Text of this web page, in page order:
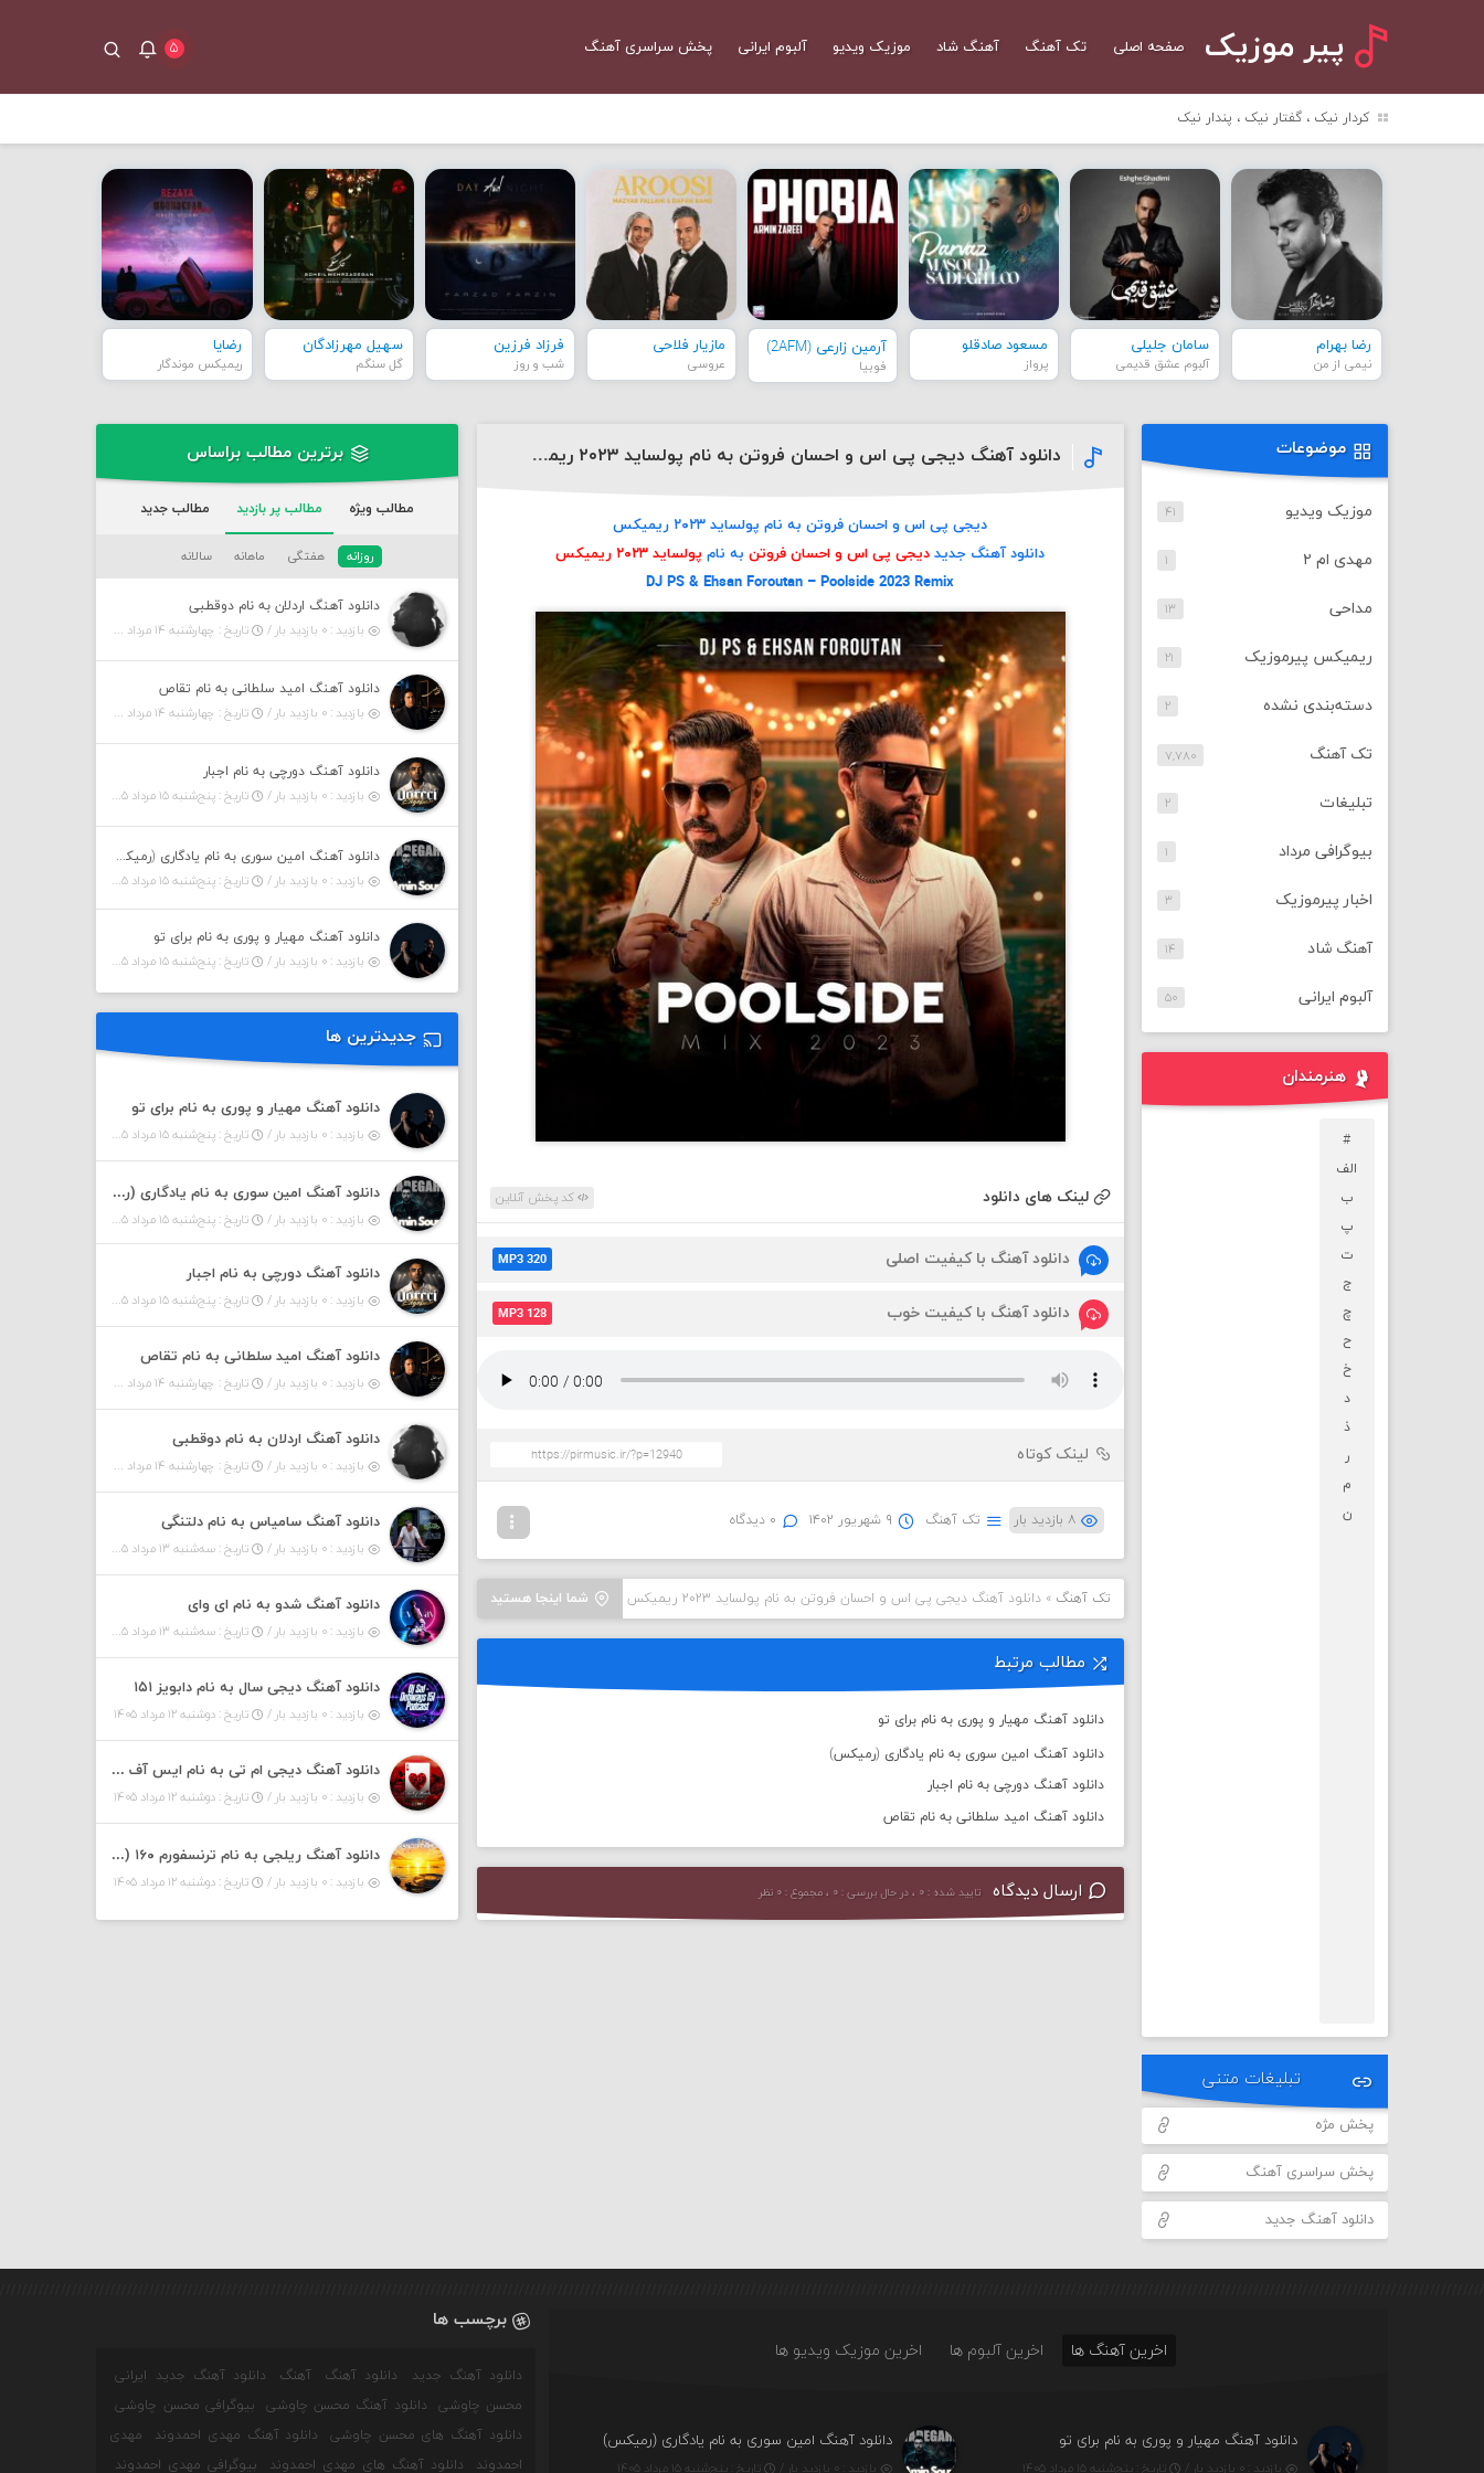
پیر موزیک صفحه اصلی تک آهنگ آهنگ شاد موزیک ویدیو آلبوم ایرانی پخش سراسری آهنگ ۵
کردار نیک ، گفتار نیک ، پندار نیک
رضا بهرام
نیمی از من
سامان جلیلی
آلبوم عشق قدیمی
مسعود صادقلو
پرواز
آرمین زارعی (2AFM)
فوبیا
مازیار فلاحی
عروسی
فرزاد فرزین
شب و روز
سهیل مهرزادگان
گل سنگم
رضایا
ریمیکس موندگار
دانلود آهنگ دیجی پی اس و احسان فروتن به نام پولساید ۲۰۲۳ ریمیکس
دیجی پی اس و احسان فروتن به نام پولساید ۲۰۲۳ ریمیکس
دانلود آهنگ جدیددیجی پی اس و احسان فروتنبه نام پولساید ۲۰۲۳ ریمیکس
DJ PS & Ehsan Foroutan – Poolside 2023 Remix
لینک های دانلود کد پخش آنلاین
دانلود آهنگ با کیفیت اصلی MP3 320
دانلود آهنگ با کیفیت خوب MP3 128
لینک کوتاه
۸ بازدید بار تک آهنگ ۹ شهریور ۱۴۰۲ ۰ دیدگاه
شما اینجا هستید تک آهنگ »دانلود آهنگ دیجی پی اس و احسان فروتن به نام پولساید ۲۰۲۳ ریمیکس
مطالب مرتبط
دانلود آهنگ مهیار و پوری به نام برای تو
دانلود آهنگ امین سوری به نام یادگاری (رمیکس)
دانلود آهنگ دورچی به نام اجبار
دانلود آهنگ امید سلطانی به نام تقاص
ارسال دیدگاه تایید شده : ۰ ، در حال بررسی : ۰ ، مجموع : ۰ نظر
موضوعات
موزیک ویدیو ۴۱
مهدی ام ۲ ۱
مداحی ۱۳
ریمیکس پیرموزیک ۲۱
دسته‌بندی نشده ۲
تک آهنگ ۷,۷۸۰
تبلیغات ۲
بیوگرافی مرداد ۱
اخبار پیرموزیک ۳
آهنگ شاد ۱۴
آلبوم ایرانی ۵۰
هنرمندان
#
الف
ب
پ
ت
ج
چ
ح
خ
د
ذ
ر
م
ن
تبلیغات متنی
پخش مژه
پخش سراسری آهنگ
دانلود آهنگ جدید
برترین مطالب براساس
مطالب ویژه مطالب پر بازدید مطالب جدید
روزانه هفتگی ماهانه سالانه
دانلود آهنگ اردلان به نام دوقطبی
بازدید : ۰ بازدید بار /
تاریخ : چهارشنبه ۱۴ مرداد ۱۴۰۵
دانلود آهنگ امید سلطانی به نام تقاص
بازدید : ۰ بازدید بار /
تاریخ : چهارشنبه ۱۴ مرداد ۱۴۰۵
دانلود آهنگ دورچی به نام اجبار
بازدید : ۰ بازدید بار /
تاریخ : پنج‌شنبه ۱۵ مرداد ۱۴۰۵
دانلود آهنگ امین سوری به نام یادگاری (رمیکس)
بازدید : ۰ بازدید بار /
تاریخ : پنج‌شنبه ۱۵ مرداد ۱۴۰۵
دانلود آهنگ مهیار و پوری به نام برای تو
بازدید : ۰ بازدید بار /
تاریخ : پنج‌شنبه ۱۵ مرداد ۱۴۰۵
جدیدترین ها
دانلود آهنگ مهیار و پوری به نام برای تو
بازدید : ۰ بازدید بار / تاریخ : پنج‌شنبه ۱۵ مرداد ۱۴۰۵
دانلود آهنگ امین سوری به نام یادگاری (رمیکس)
بازدید : ۰ بازدید بار / تاریخ : پنج‌شنبه ۱۵ مرداد ۱۴۰۵
دانلود آهنگ دورچی به نام اجبار
بازدید : ۰ بازدید بار / تاریخ : پنج‌شنبه ۱۵ مرداد ۱۴۰۵
دانلود آهنگ امید سلطانی به نام تقاص
بازدید : ۰ بازدید بار / تاریخ : چهارشنبه ۱۴ مرداد ۱۴۰۵
دانلود آهنگ اردلان به نام دوقطبی
بازدید : ۰ بازدید بار / تاریخ : چهارشنبه ۱۴ مرداد ۱۴۰۵
دانلود آهنگ سامیاس به نام دلتنگی
بازدید : ۰ بازدید بار / تاریخ : سه‌شنبه ۱۳ مرداد ۱۴۰۵
دانلود آهنگ شدو به نام ای وای
بازدید : ۰ بازدید بار / تاریخ : سه‌شنبه ۱۳ مرداد ۱۴۰۵
دانلود آهنگ دیجی سال به نام دابویز ۱۵۱
بازدید : ۰ بازدید بار / تاریخ : دوشنبه ۱۲ مرداد ۱۴۰۵
دانلود آهنگ دیجی ام تی به نام ایس آف هرست ۱
بازدید : ۰ بازدید بار / تاریخ : دوشنبه ۱۲ مرداد ۱۴۰۵
دانلود آهنگ ریلجی به نام ترنسفورم ۱۶۰ (پادکست)
بازدید : ۰ بازدید بار / تاریخ : دوشنبه ۱۲ مرداد ۱۴۰۵
اخرین آهنگ ها اخرین آلبوم ها اخرین موزیک ویدیو ها
دانلود آهنگ مهیار و پوری به نام برای تو
بازدید : ۰ بازدید بار / تاریخ : پنج‌شنبه ۱۵ مرداد ۱۴۰۵
دانلود آهنگ امین سوری به نام یادگاری (رمیکس)
بازدید : ۰ بازدید بار / تاریخ : پنج‌شنبه ۱۵ مرداد ۱۴۰۵
برچسب ها
دانلود آهنگ جدید دانلود آهنگ آهنگ
دانلود آهنگ جدید ایرانی
محسن چاوشی
دانلود آهنگ محسن چاوشی
بیوگرافی محسن چاوشی
دانلود آهنگ های محسن چاوشی
دانلود آهنگ مهدی احمدوند
مهدی
احمدوند
دانلود آهنگ های مهدی احمدوند بیوگرافی مهدی احمدوند